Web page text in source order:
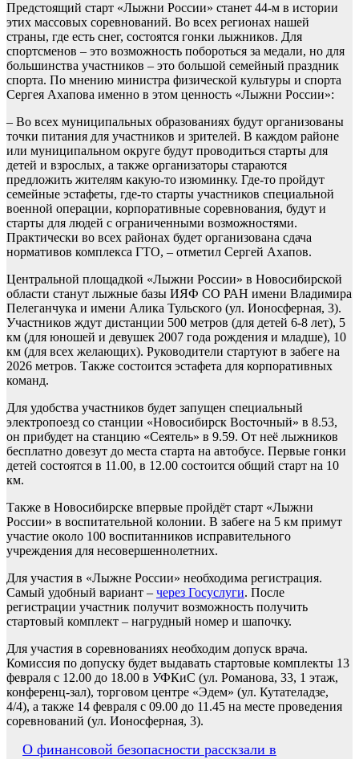
Предстоящий старт «Лыжни России» станет 44-м в истории
этих массовых соревнований. Во всех регионах нашей
страны, где есть снег, состоятся гонки лыжников. Для
спортсменов – это возможность побороться за медали, но для
большинства участников – это большой семейный праздник
спорта. По мнению министра физической культуры и спорта
Сергея Ахапова именно в этом ценность «Лыжни России»:
– Во всех муниципальных образованиях будут организованы
точки питания для участников и зрителей. В каждом районе
или муниципальном округе будут проводиться старты для
детей и взрослых, а также организаторы стараются
предложить жителям какую-то изюминку. Где-то пройдут
семейные эстафеты, где-то старты участников специальной
военной операции, корпоративные соревнования, будут и
старты для людей с ограниченными возможностями.
Практически во всех районах будет организована сдача
нормативов комплекса ГТО, – отметил Сергей Ахапов.
Центральной площадкой «Лыжни России» в Новосибирской
области станут лыжные базы ИЯФ СО РАН имени Владимира
Пелеганчука и имени Алика Тульского (ул. Ионосферная, 3).
Участников ждут дистанции 500 метров (для детей 6-8 лет), 5
км (для юношей и девушек 2007 года рождения и младше), 10
км (для всех желающих). Руководители стартуют в забеге на
2026 метров. Также состоится эстафета для корпоративных
команд.
Для удобства участников будет запущен специальный
электропоезд со станции «Новосибирск Восточный» в 8.53,
он прибудет на станцию «Сеятель» в 9.59. От неё лыжников
бесплатно довезут до места старта на автобусе. Первые гонки
детей состоятся в 11.00, в 12.00 состоится общий старт на 10
км.
Также в Новосибирске впервые пройдёт старт «Лыжни
России» в воспитательной колонии. В забеге на 5 км примут
участие около 100 воспитанников исправительного
учреждения для несовершеннолетних.
Для участия в «Лыжне России» необходима регистрация.
Самый удобный вариант – через Госуслуги. После
регистрации участник получит возможность получить
стартовый комплект – нагрудный номер и шапочку.
Для участия в соревнованиях необходим допуск врача.
Комиссия по допуску будет выдавать стартовые комплекты 13
февраля с 12.00 до 18.00 в УФКиС (ул. Романова, 33, 1 этаж,
конференц-зал), торговом центре «Эдем» (ул. Кутателадзе,
4/4), а также 14 февраля с 09.00 до 11.45 на месте проведения
соревнований (ул. Ионосферная, 3).
Навигация
О финансовой безопасности расскзали в